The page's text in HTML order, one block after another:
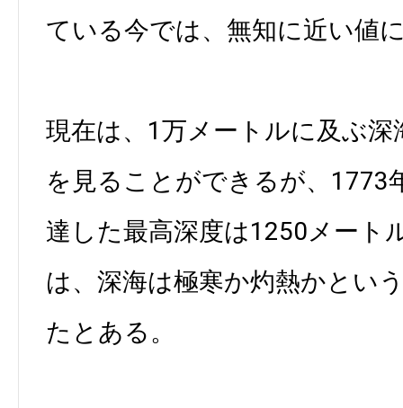
ている今では、無知に近い値
現在は、1万メートルに及ぶ
を見ることができるが、1773
達した最高深度は1250メート
は、深海は極寒か灼熱かとい
たとある。